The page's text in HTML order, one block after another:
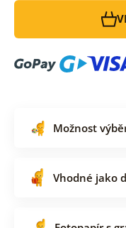
Možnost
Vhodné jako